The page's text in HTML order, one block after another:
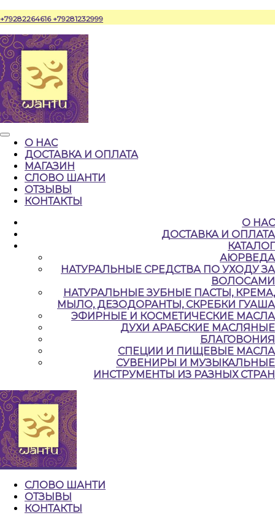
Перейти
к
содержимому
+79282264616+79281232999
Кнопка
ОткрытьО НАС
ДОСТАВКА И ОПЛАТА
МАГАЗИН
СЛОВО ШАНТИ
ОТЗЫВЫ
КОНТАКТЫ
ЗАКРЫТЬ
О НАС
ДОСТАВКА И ОПЛАТА
КАТАЛОГ
АЮРВЕДА
НАТУРАЛЬНЫЕ CРЕДСТВА ПО УХОДУ ЗА
ВОЛОСАМИ
НАТУРАЛЬНЫЕ ЗУБНЫЕ ПАСТЫ, КРЕМА,
МЫЛО, ДЕЗОДОРАНТЫ, СКРЕБКИ ГУАША
ЭФИРНЫЕ И КОСМЕТИЧЕСКИЕ МАСЛА
ДУХИ АРАБСКИЕ МАСЛЯНЫЕ
БЛАГОВОНИЯ
СПЕЦИИ И ПИЩЕВЫЕ МАСЛА
СУВЕНИРЫ И МУЗЫКАЛЬНЫЕ
ИНСТРУМЕНТЫ ИЗ РАЗНЫХ СТРАН
СЛОВО ШАНТИ
ОТЗЫВЫ
КОНТАКТЫ